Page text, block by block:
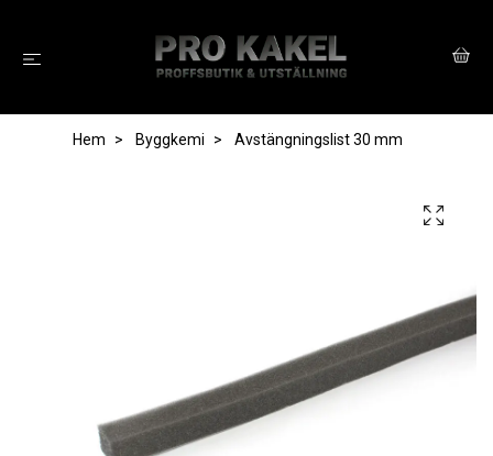
Hem Byggkemi Avstängningslist 30 mm